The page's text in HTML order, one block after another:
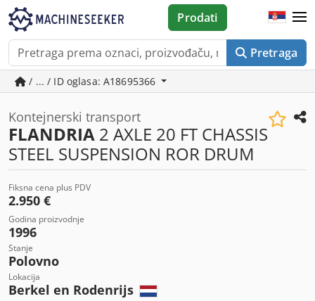
Pretraga
Prodati
/ ... / ID oglasa: A18695366
Kontejnerski transport
FLANDRIA 2 AXLE 20 FT CHASSIS
STEEL SUSPENSION ROR DRUM
Fiksna cena plus PDV
2.950 €
Godina proizvodnje
1996
Stanje
Polovno
Lokacija
Berkel en Rodenrijs